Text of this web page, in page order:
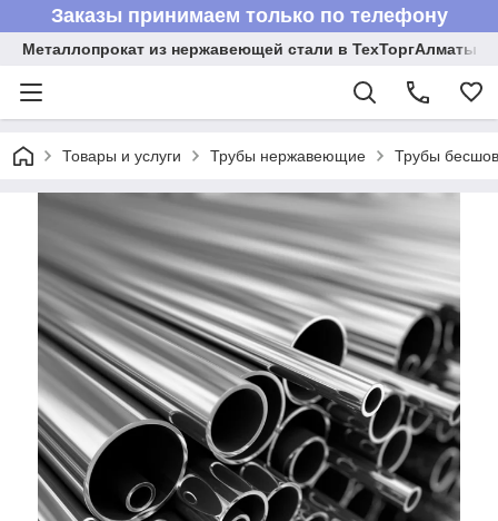
Заказы принимаем только по телефону
Металлопрокат из нержавеющей стали в ТехТоргАлматы
Товары и услуги Трубы нержавеющие Трубы